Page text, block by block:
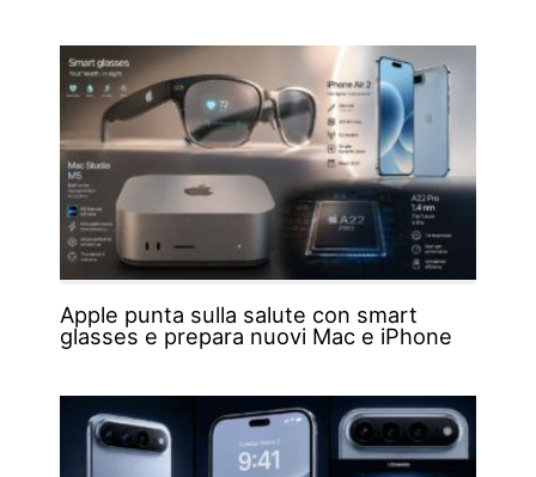
Apple punta sulla salute con smart
glasses e prepara nuovi Mac e iPhone